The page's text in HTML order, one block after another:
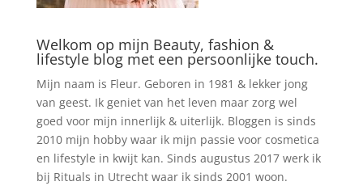
Welkom op mijn Beauty, fashion &
lifestyle blog met een persoonlijke touch.
Mijn naam is Fleur. Geboren in 1981 & lekker jong
van geest. Ik geniet van het leven maar zorg wel
goed voor mijn innerlijk & uiterlijk. Bloggen is sinds
2010 mijn hobby waar ik mijn passie voor cosmetica
en lifestyle in kwijt kan. Sinds augustus 2017 werk ik
bij Rituals in Utrecht waar ik sinds 2001 woon.